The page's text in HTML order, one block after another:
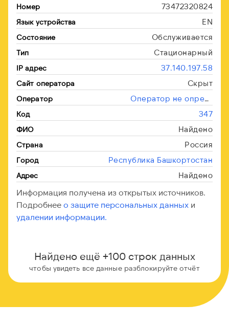
Номер 73472320824
Язык устройства EN
Состояние Обслуживается
Тип Стационарный
IP адрес 37.140.197.58
Сайт оператора Скрыт
Оператор Оператор не определён
Код 347
ФИО Найдено
Страна Россия
Город Республика Башкортостан
Адрес Найдено
Информация получена из открытых источников.
Подробнее о защите персональных данных и
удалении информации.
Найдено ещё +100 строк данных
чтобы увидеть все данные разблокируйте отчёт